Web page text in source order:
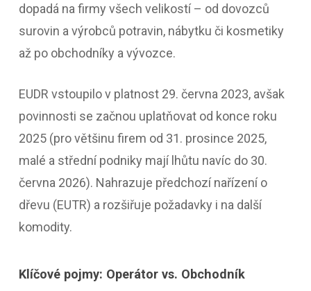
dopadá na firmy všech velikostí – od dovozců
surovin a výrobců potravin, nábytku či kosmetiky
až po obchodníky a vývozce.
EUDR vstoupilo v platnost 29. června 2023, avšak
povinnosti se začnou uplatňovat od konce roku
2025 (pro většinu firem od 31. prosince 2025,
malé a střední podniky mají lhůtu navíc do 30.
června 2026). Nahrazuje předchozí nařízení o
dřevu (EUTR) a rozšiřuje požadavky i na další
komodity.
Klíčové pojmy: Operátor vs. Obchodník